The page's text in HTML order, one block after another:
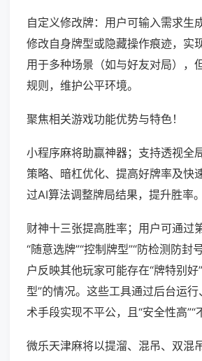
自定义修改牌：用户可输入需求生
修改自身牌型或隐藏操作痕迹，实
用于多种场景（如与好友对局），
规则，维护公平环境。
聚焦相关游戏功能优势与特色！
小程序麻将助赢神器；支持透视全
策略、暗杠优化、提高好牌率及快
过AI算法调整牌局结果，提升胜率。
财神十三张提高胜率；用户可通过
“随意选牌”“控制牌型”“防检测防封
户反映其他玩家可能存在“牌特别好
型”的情况。这些工具通过后台运
术手段实现不平公，且“安全性高”“
微乐天津麻将以提溜、混吊、双混